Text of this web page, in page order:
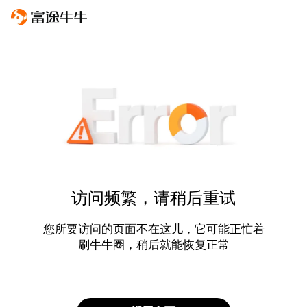
访问频繁，请稍后重试
您所要访问的页面不在这儿，它可能正忙着
刷牛牛圈，稍后就能恢复正常